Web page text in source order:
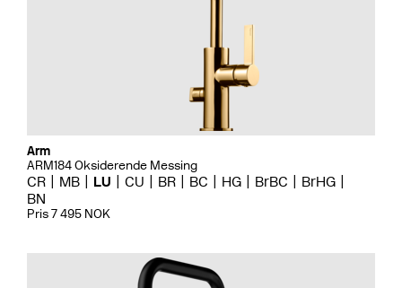
Arm
ARM184 Oksiderende Messing
CR MB LU CU BR BC HG BrBC
BrHG
BN
Pris 7 495 NOK